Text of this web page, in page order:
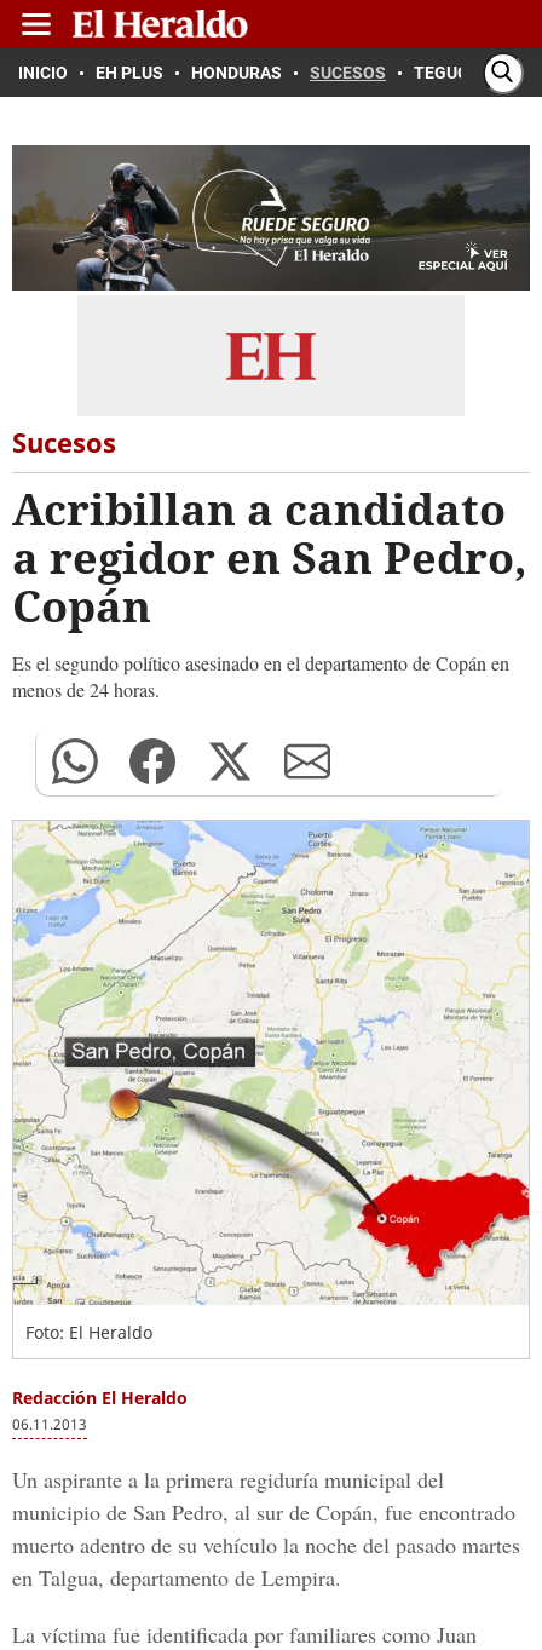
INICIO EH PLUS HONDURAS SUCESOS TEGUCIGALPA
Sucesos
Acribillan a candidato
a regidor en San Pedro,
Copán
Es el segundo político asesinado en el departamento de Copán en
menos de 24 horas.
Foto: El Heraldo
Redacción El Heraldo
06.11.2013
Un aspirante a la primera regiduría municipal del
municipio de San Pedro, al sur de Copán, fue encontrado
muerto adentro de su vehículo la noche del pasado martes
en Talgua, departamento de Lempira.
La víctima fue identificada por familiares como Juan